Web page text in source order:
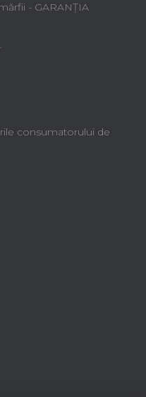
- GARANŢIA
consumatorului de